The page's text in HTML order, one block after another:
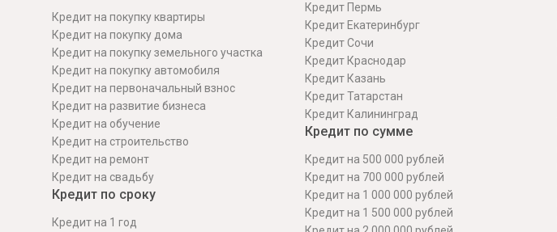
Кредит на покупку квартиры
Кредит на покупку дома
Кредит на покупку земельного участка
Кредит на покупку автомобиля
Кредит на первоначальный взнос
Кредит на развитие бизнеса
Кредит на обучение
Кредит на строительcтво
Кредит на ремонт
Кредит на свадьбу
Кредит по сроку
Кредит на 1 год
Кредит Пермь
Кредит Екатеринбург
Кредит Сочи
Кредит Краснодар
Кредит Казань
Кредит Татарстан
Кредит Калининград
Кредит по сумме
Кредит на 500 000 рублей
Кредит на 700 000 рублей
Кредит на 1 000 000 рублей
Кредит на 1 500 000 рублей